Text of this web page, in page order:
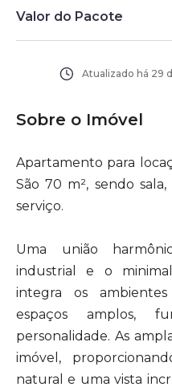
Valor do Pacote
Atualizado há 29
Sobre o Imóvel
Apartamento para
São 70 m², sendo
serviço.
Uma união
industrial e o
integra os
espaços amplos,
personalidade. As
imóvel,
natural e uma vista